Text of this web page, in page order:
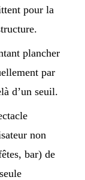
pour la
plancher
par
d’un seuil.
non
bar) de